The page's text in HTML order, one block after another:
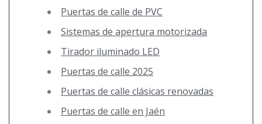
Puertas de calle de PVC
Sistemas de apertura motorizada
Tirador iluminado LED
Puertas de calle 2025
Puertas de calle clásicas renovadas
Puertas de calle en Jaén